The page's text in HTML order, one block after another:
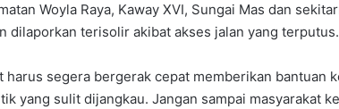
Woyla Raya, Kaway XVI, Sungai Mas dan
dilaporkan terisolir akibat akses jalan yang terputus.
harus segera bergerak cepat memberikan bantuan
yang sulit dijangkau. Jangan sampai masyarakat